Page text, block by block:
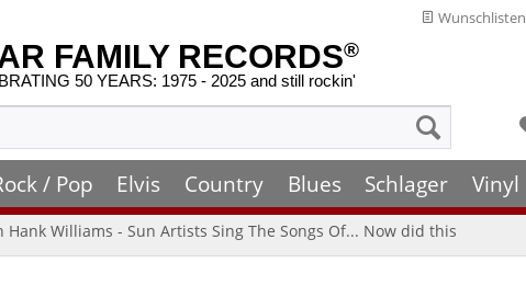
Wunschlisten
FAMILY RECORDS®
50 YEARS: 1975 - 2025 and still rockin'
/ Pop Elvis Country Blues Schlager Vinyl
Williams - Sun Artists Sing The Songs Of... Now did this